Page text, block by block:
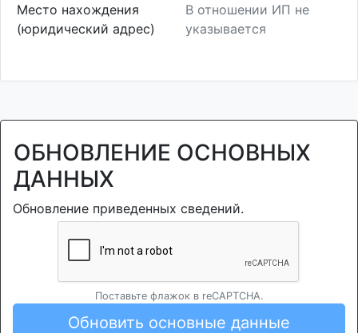
Место нахождения
(юридический адрес)
В отношении ИП не
указывается
ОБНОВЛЕНИЕ ОСНОВНЫХ
ДАННЫХ
Обновление приведенных сведений.
Поставьте флажок в reCAPTCHA.
Обновить основные данные